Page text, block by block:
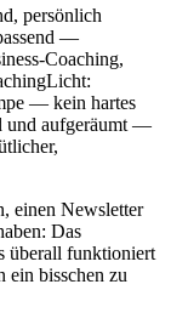
persönlich
—
Coaching,
— kein hartes
und aufgeräumt —
einen Newsletter
Das
überall funktioniert
bisschen zu